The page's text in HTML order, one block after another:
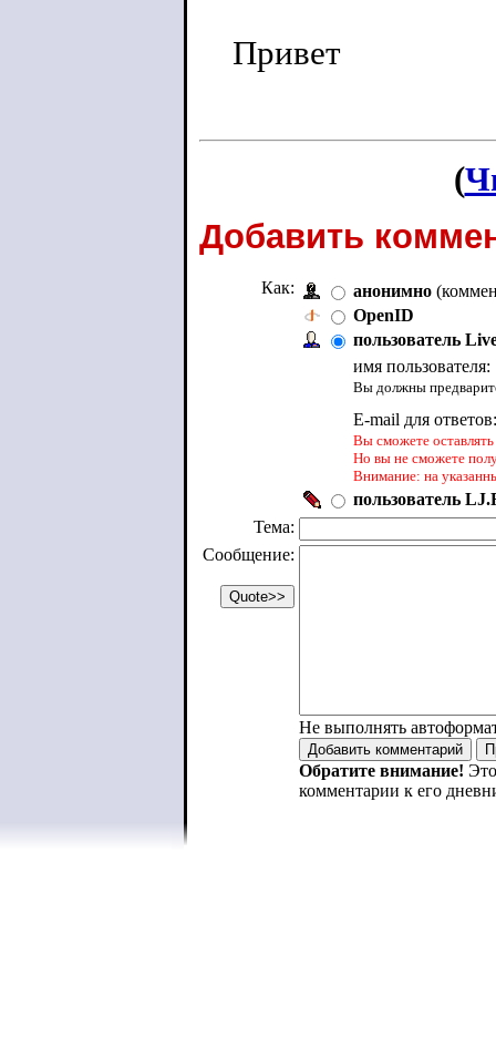
Привет
(
Добавить
Как: анонимно
OpenID
пользователь
имя пользователя:
Вы должны
E-mail для
Вы сможете
Но вы не сможете
Внимание: на
пользователь
Тема:
Сообщение:
Не выполнять
Обратите внимание!
комментарии к его